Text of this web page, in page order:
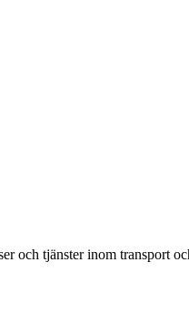
och tjänster inom transport